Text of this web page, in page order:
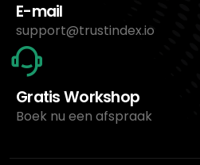
E-mail
support@trustindex.io
Gratis Workshop
Boek nu een afspraak